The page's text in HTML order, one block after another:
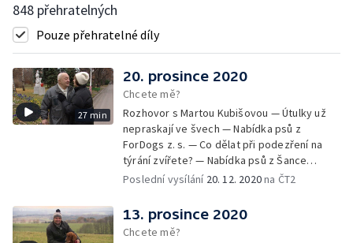
848 přehratelných
Pouze přehratelné díly
27 min
20. prosince 2020
Chcete mě?
Rozhovor s Martou Kubišovou — Útulky už
nepraskají ve švech — Nabídka psů z
ForDogs z. s. — Co dělat při podezření na
týrání zvířete? — Nabídka psů z Šance
zvířatům — Rozloučení
Poslední vysílání 20. 12. 2020na ČT2
13. prosince 2020
Chcete mě?